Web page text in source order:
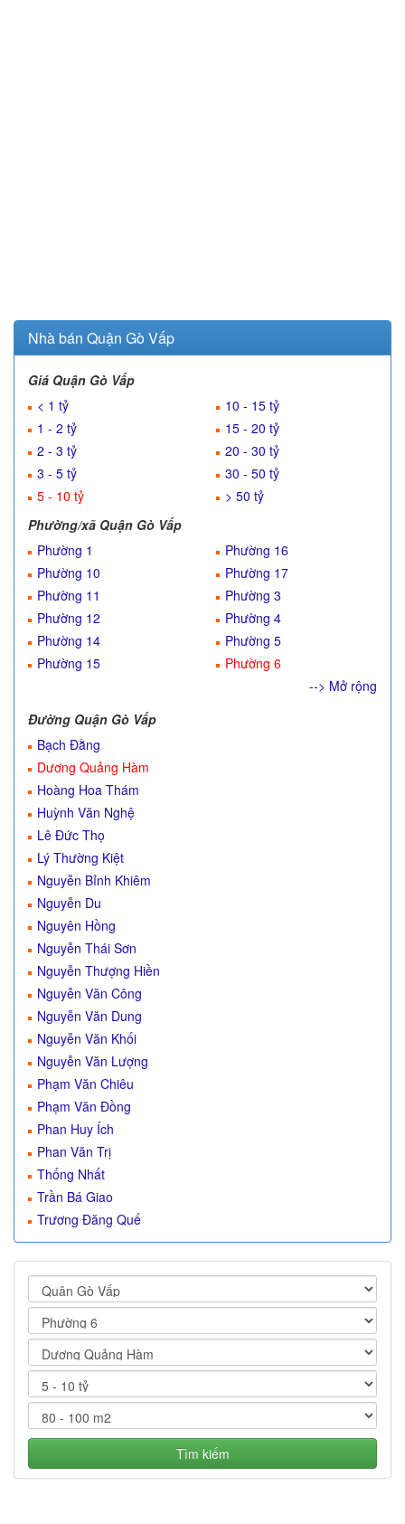
Nhà bán Quận Gò Vấp
Giá Quận Gò Vấp
< 1 tỷ
1 - 2 tỷ
2 - 3 tỷ
3 - 5 tỷ
5 - 10 tỷ
10 - 15 tỷ
15 - 20 tỷ
20 - 30 tỷ
30 - 50 tỷ
> 50 tỷ
Phường/xã Quận Gò Vấp
Phường 1
Phường 10
Phường 11
Phường 12
Phường 14
Phường 15
Phường 16
Phường 17
Phường 3
Phường 4
Phường 5
Phường 6
--> Mở rộng
Đường Quận Gò Vấp
Bạch Đằng
Dương Quảng Hàm
Hoàng Hoa Thám
Huỳnh Văn Nghệ
Lê Đức Thọ
Lý Thường Kiệt
Nguyễn Bỉnh Khiêm
Nguyễn Du
Nguyên Hồng
Nguyễn Thái Sơn
Nguyễn Thượng Hiền
Nguyễn Văn Công
Nguyễn Văn Dung
Nguyễn Văn Khối
Nguyễn Văn Lượng
Phạm Văn Chiêu
Phạm Văn Đồng
Phan Huy Ích
Phan Văn Trị
Thống Nhất
Trần Bá Giao
Trương Đăng Quế
Tìm kiếm